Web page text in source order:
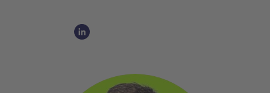
Social Media Links
LinkedIn Claudio Diaspero